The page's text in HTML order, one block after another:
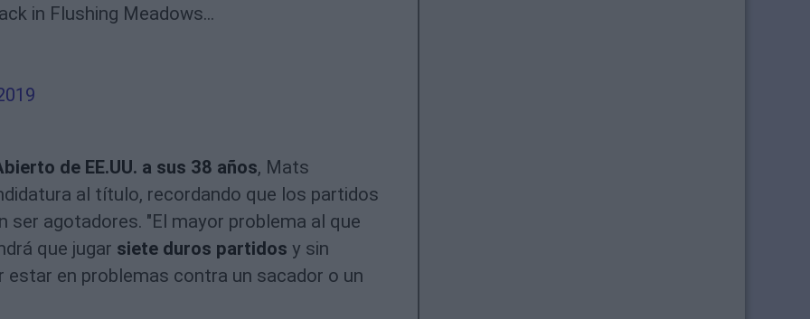
in Flushing Meadows...
de EE.UU. a sus 38 años, Mats
al título, recordando que los partidos
ser agotadores. "El mayor problema al que
que jugar siete duros partidos y sin
en problemas contra un sacador o un